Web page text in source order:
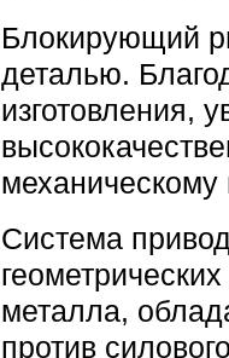
Блокирующий
деталью.
изготовления,
механическому
Система
металла,
против